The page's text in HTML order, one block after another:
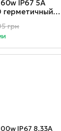
ІР67 5A
герметичный
грн